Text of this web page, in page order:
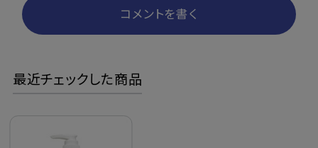
コメントを書く
最近チェックした商品